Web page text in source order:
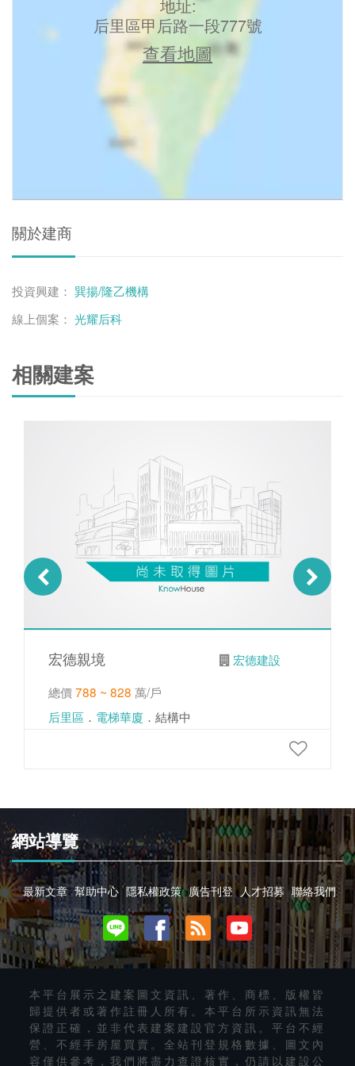
地址:
后里區甲后路一段777號
查看地圖
關於建商
投資興建： 巽揚/隆乙機構
線上個案： 光耀后科
相關建案
宏德親境
宏德建設
總價788 ~ 828 萬/戶
后里區 ． 電梯華廈 ．結構中
網站導覽
最新文章 幫助中心 隱私權政策 廣告刊登 人才招募 聯絡我們
本平台展示之建案圖文資訊、著作、商標、版權皆
歸提供者或著作註冊人所有。本平台所示資訊無法
保證正確，並非代表建案建設官方資訊。平台不經
營、不經手房屋買賣。全站刊登規格數據、圖文內
容僅供參考，我們將盡力查證核實，仍請以建設公